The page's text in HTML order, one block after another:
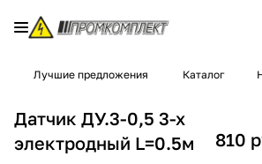
Лучшие предложения Каталог
Датчик ДУ.3-0,5 3-х
электродный L=0.5м
810